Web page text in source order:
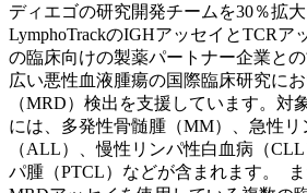
ディエゴの研究開発チームを30％拡大
LymphoTrackのIGHアッセイとTCRア
の臨床向けの製薬パートナー企業と
広い悪性血液腫瘍の国際臨床研究に
（MRD）検出を支援しています。対
には、多発性骨髄腫（MM）、急性リ
（ALL）、慢性リンパ性白血病（
パ腫（PTCL）などが含まれます。 ま